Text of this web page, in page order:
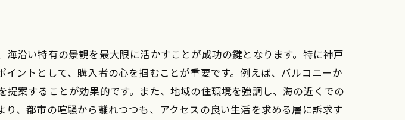
活用法
沿い特有の景観を最大限に活かすことが成功の鍵となります。特に神戸
ントとして、購入者の心を掴むことが重要です。例えば、バルコニーか
案することが効果的です。また、地域の住環境を強調し、海の近くでの
、都市の喧騒から離れつつも、アクセスの良い生活を求める層に訴求す